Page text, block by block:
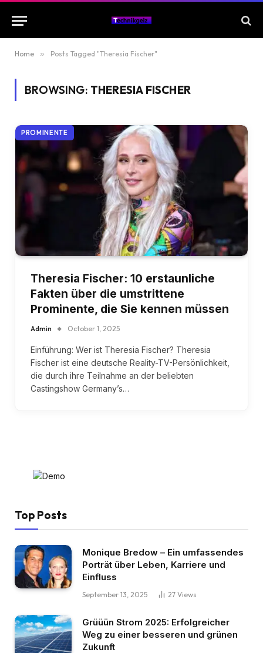
Home » Posts Tagged "Theresia Fischer"
BROWSING: THERESIA FISCHER
PROMINENTE
Theresia Fischer: 10 erstaunliche
Fakten über die umstrittene
Prominente, die Sie kennen müssen
Admin October 1, 2025
Einführung: Wer ist Theresia Fischer? Theresia
Fischer ist eine deutsche Reality-TV-Persönlichkeit,
die durch ihre Teilnahme an der beliebten
Castingshow Germany’s…
Top Posts
Monique Bredow – Ein umfassendes
Porträt über Leben, Karriere und
Einfluss
September 13, 2025 27 Views
Grüüün Strom 2025: Erfolgreicher
Weg zu einer besseren und grünen
Zukunft